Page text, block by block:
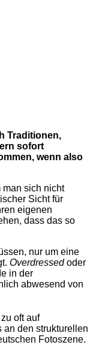
Traditionen,
sofort
wenn also
man sich nicht
Sicht für
eigenen
dass das so
nur um eine
Overdressedoder
in der
abwesend von
oft auf
an den strukturellen
Fotoszene.